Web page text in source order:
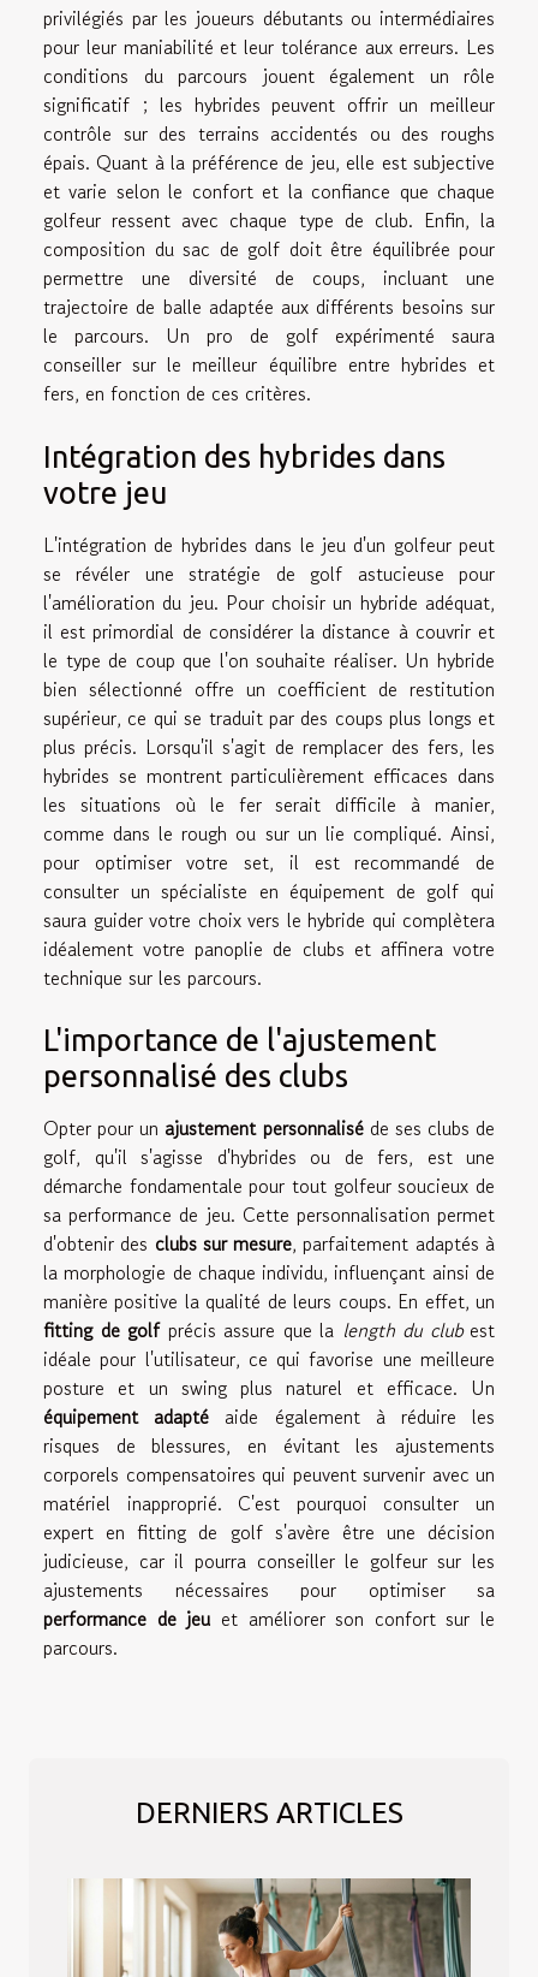
privilégiés par les joueurs débutants ou intermédiaires
pour leur maniabilité et leur tolérance aux erreurs. Les
conditions du parcours jouent également un rôle
significatif ; les hybrides peuvent offrir un meilleur
contrôle sur des terrains accidentés ou des roughs
épais. Quant à la préférence de jeu, elle est subjective
et varie selon le confort et la confiance que chaque
golfeur ressent avec chaque type de club. Enfin, la
composition du sac de golf doit être équilibrée pour
permettre une diversité de coups, incluant une
trajectoire de balle adaptée aux différents besoins sur
le parcours. Un pro de golf expérimenté saura
conseiller sur le meilleur équilibre entre hybrides et
fers, en fonction de ces critères.
Intégration des hybrides dans
votre jeu
L'intégration de hybrides dans le jeu d'un golfeur peut
se révéler une stratégie de golf astucieuse pour
l'amélioration du jeu. Pour choisir un hybride adéquat,
il est primordial de considérer la distance à couvrir et
le type de coup que l'on souhaite réaliser. Un hybride
bien sélectionné offre un coefficient de restitution
supérieur, ce qui se traduit par des coups plus longs et
plus précis. Lorsqu'il s'agit de remplacer des fers, les
hybrides se montrent particulièrement efficaces dans
les situations où le fer serait difficile à manier,
comme dans le rough ou sur un lie compliqué. Ainsi,
pour optimiser votre set, il est recommandé de
consulter un spécialiste en équipement de golf qui
saura guider votre choix vers le hybride qui complètera
idéalement votre panoplie de clubs et affinera votre
technique sur les parcours.
L'importance de l'ajustement
personnalisé des clubs
Opter pour un ajustement personnaliséde ses clubs de
golf, qu'il s'agisse d'hybrides ou de fers, est une
démarche fondamentale pour tout golfeur soucieux de
sa performance de jeu. Cette personnalisation permet
d'obtenir des clubs sur mesure, parfaitement adaptés à
la morphologie de chaque individu, influençant ainsi de
manière positive la qualité de leurs coups. En effet, un
fitting de golfprécis assure que la length du clubest
idéale pour l'utilisateur, ce qui favorise une meilleure
posture et un swing plus naturel et efficace. Un
équipement adapté aide également à réduire les
risques de blessures, en évitant les ajustements
corporels compensatoires qui peuvent survenir avec un
matériel inapproprié. C'est pourquoi consulter un
expert en fitting de golf s'avère être une décision
judicieuse, car il pourra conseiller le golfeur sur les
ajustements nécessaires pour optimiser sa
performance de jeu et améliorer son confort sur le
parcours.
DERNIERS ARTICLES